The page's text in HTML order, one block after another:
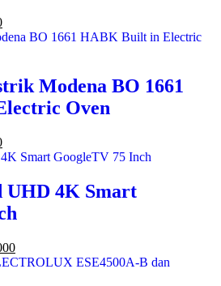
Modena BO 1661
Oven
UHD 4K Smart